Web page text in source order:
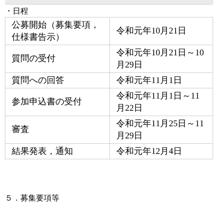
・日程
公募開始（募集要項，
仕様書告示）
令和元年10月21日
質問の受付
令和元年10月21日～10
月29日
質問への回答
令和元年11月1日
参加申込書の受付
令和元年11月1日～11
月22日
審査
令和元年11月25日～11
月29日
結果発表，通知
令和元年12月4日
５．募集要項等